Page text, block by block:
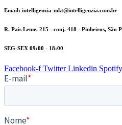
Email: intelligenzia-mkt@intelligenzia.com.br
R. Pais Leme, 215 - conj. 418 - Pinheiros, São
SEG-SEX 09:00 - 18:00
Facebook-f Twitter Linkedin Spotify